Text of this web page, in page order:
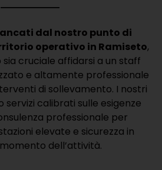
dal nostro punto di
operativo in Ramiseto,
cruciale affidarsi a un staff
e altamente professionale
di sollevamento. I nostri
servizi calibrati sulle esigenze
professionale per
elevate e sicurezza in
dell’attività.